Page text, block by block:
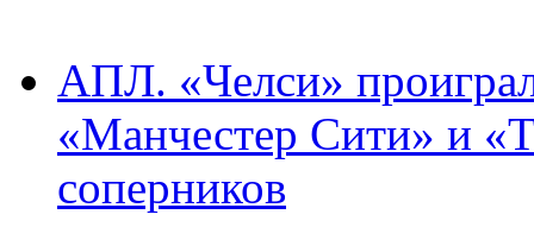
АПЛ. «Челси»
«Манчестер Сити» и
соперников